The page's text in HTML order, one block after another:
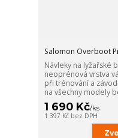
Salomon Overboot
Návleky na lyžařské
neoprénová vrstva
při trénování a
na všechny modely
1 690 Kč/ks
1 397 Kč bez DPH